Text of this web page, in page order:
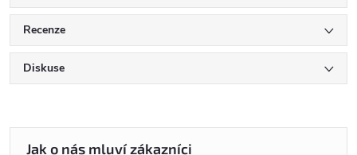
Recenze
Diskuse